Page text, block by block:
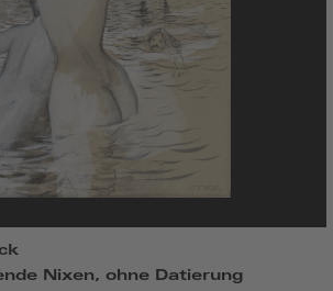
Nixen, ohne Datierung